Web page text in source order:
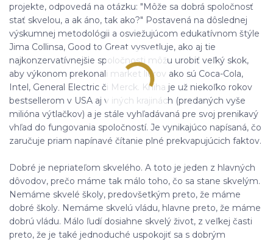
projekte, odpovedá na otázku: "Môže sa dobrá spoločnosť
stať skvelou, a ak áno, tak ako?" Postavená na dôslednej
výskumnej metodológii a osviežujúcom edukatívnom štýle
Jima Collinsa, Good to Great vysvetluje, ako aj tie
najkonzervatívnejšie spoločnosti môžu urobiť veľký skok,
aby výkonom prekonali market lídrov ako sú Coca-Cola,
Intel, General Electric či Merck. Kniha je už niekoľko rokov
bestsellerom v USA aj v iných krajinách (predaných vyše
milióna výtlačkov) a je stále vyhľadávaná pre svoj prenikavý
vhľad do fungovania spoločností. Je vynikajúco napísaná, čo
zaručuje priam napínavé čítanie plné prekvapujúcich faktov.
Dobré je nepriateľom skvelého. A toto je jeden z hlavných
dôvodov, prečo máme tak málo toho, čo sa stane skvelým.
Nemáme skvelé školy, predovšetkým preto, že máme
dobré školy. Nemáme skvelú vládu, hlavne preto, že máme
dobrú vládu. Málo ľudí dosiahne skvelý život, z veľkej časti
preto, že je také jednoduché uspokojiť sa s dobrým